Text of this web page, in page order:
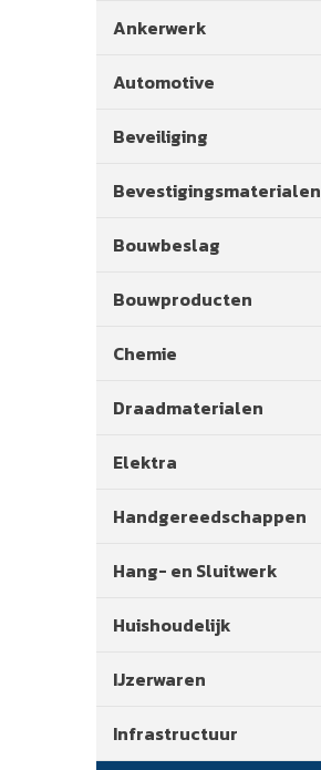
Ankerwerk
Automotive
Beveiliging
Bevestigingsmaterialen
Bouwbeslag
Bouwproducten
Chemie
Draadmaterialen
Elektra
Handgereedschappen
Hang- en Sluitwerk
Huishoudelijk
IJzerwaren
Infrastructuur